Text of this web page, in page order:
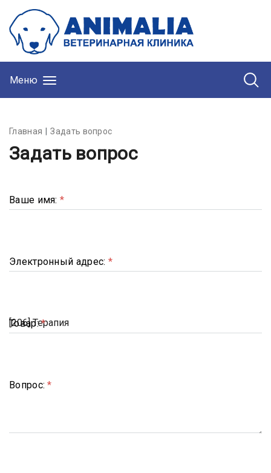
Меню
Главная Задать вопрос
Задать вопрос
Ваше имя: *
Электронный адрес: *
Товар:*
Вопрос:*